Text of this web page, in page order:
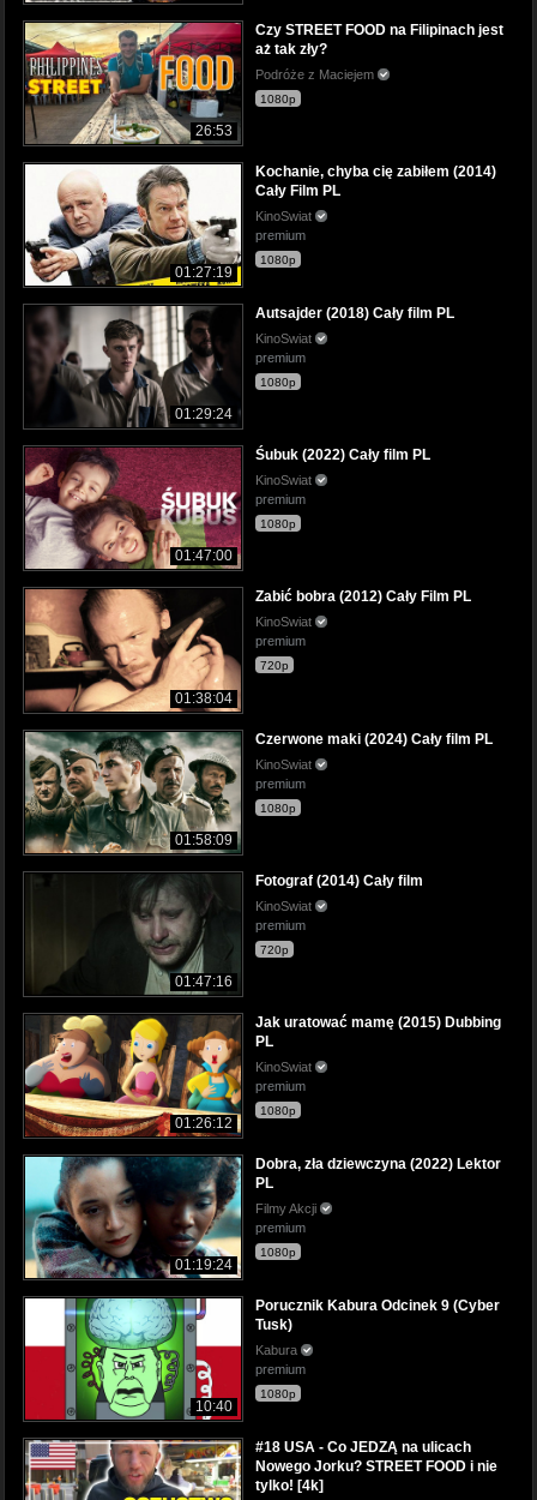
26:53
Czy STREET FOOD na Filipinach jest
aż tak zły?
Podróże z Maciejem
1080p
01:27:19
Kochanie, chyba cię zabiłem (2014)
Cały Film PL
KinoSwiat
premium
1080p
01:29:24
Autsajder (2018) Cały film PL
KinoSwiat
premium
1080p
01:47:00
Śubuk (2022) Cały film PL
KinoSwiat
premium
1080p
01:38:04
Zabić bobra (2012) Cały Film PL
KinoSwiat
premium
720p
01:58:09
Czerwone maki (2024) Cały film PL
KinoSwiat
premium
1080p
01:47:16
Fotograf (2014) Cały film
KinoSwiat
premium
720p
01:26:12
Jak uratować mamę (2015) Dubbing
PL
KinoSwiat
premium
1080p
01:19:24
Dobra, zła dziewczyna (2022) Lektor
PL
Filmy Akcji
premium
1080p
10:40
Porucznik Kabura Odcinek 9 (Cyber
Tusk)
Kabura
premium
1080p
#18 USA - Co JEDZĄ na ulicach
Nowego Jorku? STREET FOOD i nie
tylko! [4k]